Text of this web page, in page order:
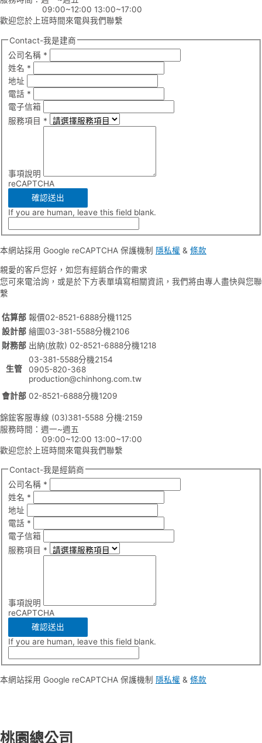
09:00~12:00 13:00~17:00
歡迎您於上班時間來電與我們聯繫
Contact-我是建商
公司名稱 *
姓名 *
地址
電話 *
電子信箱
服務項目 *
事項說明
reCAPTCHA
確認送出
If you are human, leave this field blank.
本網站採用 Google reCAPTCHA 保護機制 隱私權 & 條款
親愛的客戶您好，如您有經銷合作的需求
您可來電洽詢，或是於下方表單填寫相關資訊，我們將由專人盡快與您聯
繫
估算部 報價02-8521-6888分機1125
設計部 繪圖03-381-5588分機2106
財務部 出納(放款) 02-8521-6888分機1218
生管
03-381-5588分機2154
0905-820-368
production@chinhong.com.tw
會計部 02-8521-6888分機1209
錦鋐客服專線 (03)381-5588 分機:2159
服務時間：週一~週五
09:00~12:00 13:00~17:00
歡迎您於上班時間來電與我們聯繫
Contact-我是經銷商
公司名稱 *
姓名 *
地址
電話 *
電子信箱
服務項目 *
事項說明
reCAPTCHA
確認送出
If you are human, leave this field blank.
本網站採用 Google reCAPTCHA 保護機制 隱私權 & 條款
桃園總公司